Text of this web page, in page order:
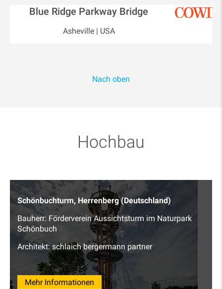
Blue Ridge Parkway Bridge
Asheville | USA
Nach oben
Hochbau
Schönbuchturm, Herrenberg (Deutschland)
Bauherr: Förderverein Aussichtsturm im Naturpark
Schönbuch
Architekt: schlaich bergermann partner
Mehr Informationen